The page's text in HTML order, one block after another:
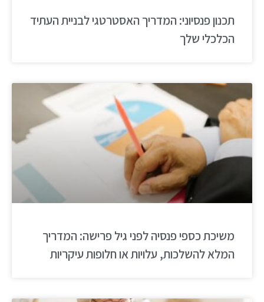
תכנון פנסיוני: המדריך האסטרטגי לבניית העתיד
הכלכלי שלך
משיכת כספי פנסיה לפני גיל פרישה: המדריך
המלא להשלכות, עלויות או חלופות עיקריות